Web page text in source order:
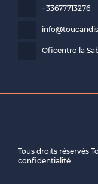
+33677713276
Oficentro la
Tous droits réservés
confidentialité